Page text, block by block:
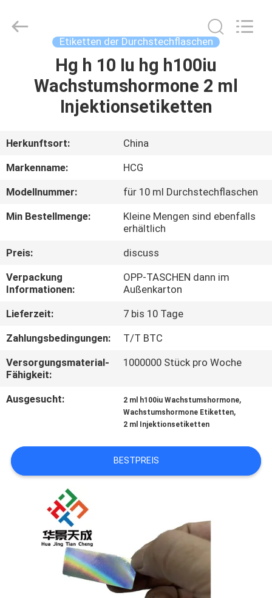
PRODUKTE
ÜBER
UNS
FABRIK-
AUSFLUG
QUALITÄTSKONTROLLE
SIE
MIT
UNS
IN
VERBINDUNG
NACHRICHTEN
FÄLLE
SITEMAP
PRIVACY
Etiketten der Durchstechflaschen
Hg h 10 Iu hg h100iu
Wachstumshormone 2 ml
Injektionsetiketten
Herkunftsort:
China
Markenname:
HCG
Modellnummer:
für 10 ml Durchstechflaschen
Min Bestellmenge:
Kleine Mengen sind ebenfalls
erhältlich
Preis:
discuss
Verpackung
Informationen:
OPP-TASCHEN dann im
Außenkarton
Lieferzeit:
7 bis 10 Tage
Zahlungsbedingungen:
T/T BTC
Versorgungsmaterial-
Fähigkeit:
1000000 Stück pro Woche
Ausgesucht: 2 ml h100iu Wachstumshormone,
Wachstumshormone Etiketten,
2 ml Injektionsetiketten
BESTPREIS